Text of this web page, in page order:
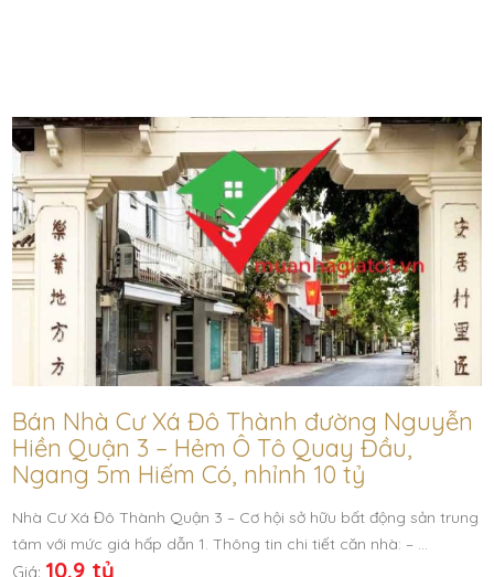
Bán Nhà Cư Xá Đô Thành đường Nguyễn
Hiền Quận 3 – Hẻm Ô Tô Quay Đầu,
Ngang 5m Hiếm Có, nhỉnh 10 tỷ
Nhà Cư Xá Đô Thành Quận 3 – Cơ hội sở hữu bất động sản trung
tâm với mức giá hấp dẫn 1. Thông tin chi tiết căn nhà: – …
Giá: 10.9 tỷ